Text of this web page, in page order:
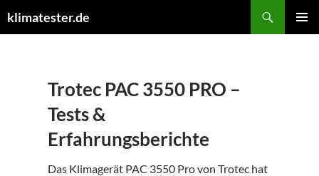
klimatester.de
Trotec PAC 3550 PRO –
Tests &
Erfahrungsberichte
Das Klimagerät PAC 3550 Pro von Trotec hat